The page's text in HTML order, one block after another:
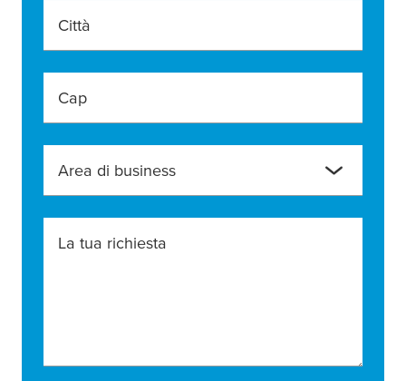
Città
Cap
Area di business
La tua richiesta